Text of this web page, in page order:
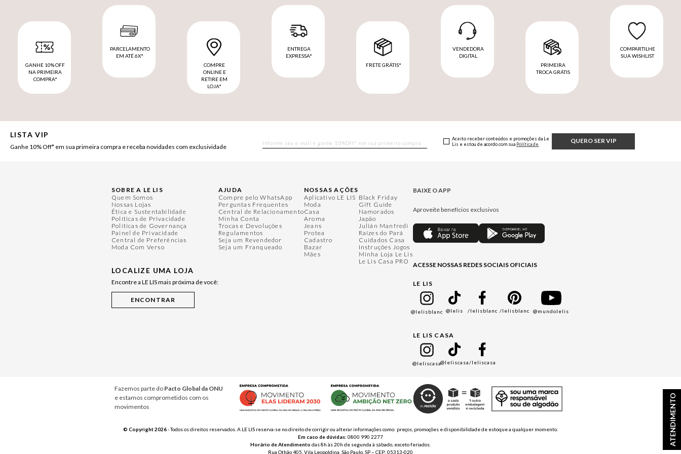
ATENDIMENTO
GANHE 10% OFF
NA PRIMEIRA
COMPRA*
PARCELAMENTO
EM ATÉ 6X*
COMPRE
ONLINE E
RETIRE EM
LOJA*
ENTREGA
EXPRESSA*
FRETE GRÁTIS*
VENDEDORA
DIGITAL
PRIMEIRA
TROCA GRÁTIS
COMPARTILHE
SUA WISHLIST
LISTA VIP
Ganhe 10% Off* em sua primeira compra e receba novidades com exclusividade
QUERO SER VIP
Aceito receber conteúdos e promoções da Le
Lis e estou de acordo com sua Política de
SOBRE A LE LIS
Quem Somos
Nossas Lojas
Ética e Sustentabilidade
Políticas de Privacidade
Políticas de Governança
Painel de Privacidade
Central de Preferências
Moda Com Verso
LOCALIZE UMA LOJA
Encontre a LE LIS mais próxima de você:
AJUDA
Compre pelo WhatsApp
Perguntas Frequentes
Central de Relacionamento
Minha Conta
Trocas e Devoluções
Regulamentos
Seja um Revendedor
Seja um Franqueado
NOSSAS AÇÕES
Aplicativo LE LIS
Moda
Casa
Aroma
Jeans
Protea
Cadastro
Bazar
Mães
Black Friday
Gift Guide
Namorados
Japão
Julián Manfredi
Raízes do Pará
Cuidados Casa
Instruções Jogos
Minha Loja Le Lis
Le Lis Casa PRO
BAIXE O APP
Aproveite benefícios exclusivos
ACESSE NOSSAS REDES SOCIAIS OFICIAIS
LE LIS
@lelisblanc @lelis /lelisblanc /lelisblanc @mundolelis
LE LIS CASA
@leliscasa@leliscasa/leliscasa
Fazemos parte do Pacto Global da ONU
e estamos comprometidos com os
movimentos
© Copyright 2026- Todos os direitos reservados. A LE LIS reserva-se no direito de corrigir ou alterar informações como: preços, promoções e disponibilidade de estoque a qualquer momento.
Em caso de dúvidas: 0800 990 2277
Horário de Atendimento das 8h às 20h de segunda à sábado, exceto feriados.
Rua Othão 405, Vila Leopoldina, São Paulo, SP – CEP: 05313-020